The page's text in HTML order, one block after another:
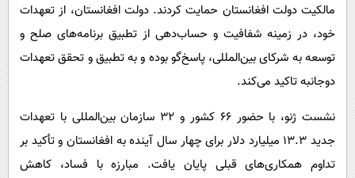
مالکیت دولت افغانستان حمایت کردند. دولت افغانستان، از تعهدات
خود، در زمینه‌ شفافیت و حساب‌دهی از تطبیق برنامه‌های صلح و
توسعه به شرکای بین‌المللی، پاسخ‌گو بوده و به تطبیق و تحقق تعهدات
دوجانبه تاکید می‌کند.
نشست ژنو، با حضور ۶۶ کشور و ۳۲ سازمان بین‌المللی با تعهدات
جدید ۱۳.۳ میلیارد دلار برای چهار سال آینده به افغانستان و تأکید بر
تداوم همکاری‌های قبلی پایان یافت. مبارزه با فساد، کاهش